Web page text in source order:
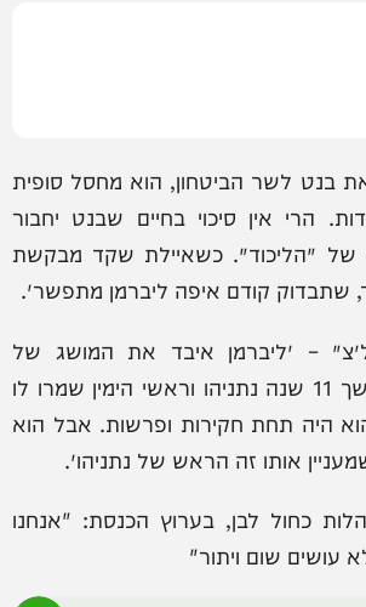
בנט לשר הביטחון, הוא מחסל סופית
הרי אין סיכוי בחיים שבנט יחבור
׳הליכוד׳. כשאיילת שקד מבקשת
קודם איפה ליברמן מתפשר״.
– ״ליברמן איבד את המושג של
׳הכרת הטוב׳. במשך 11 שנה נתניהו וראשי הימין שמרו לו
היה תחת חקירות ופרשות. אבל הוא
אותו זה הראש של נתניהו״.
כחול לבן, בערוץ הכנסת: "אנחנו
עושים שום ויתור"